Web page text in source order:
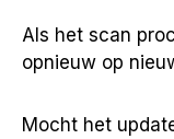
Als het scan
opnieuw op
Mocht het